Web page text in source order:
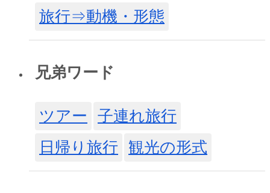
旅行⇒動機・形態
兄弟ワード
ツアー
子連れ旅行
日帰り旅行 観光の形式